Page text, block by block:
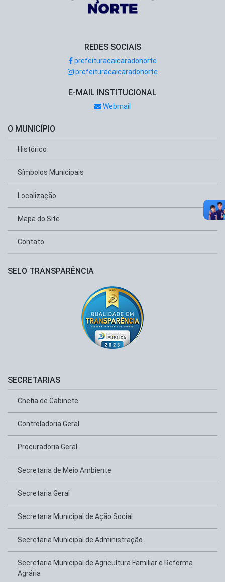
REDES SOCIAIS
prefeituracaicaradonorte
prefeituracaicaradonorte
E-MAIL INSTITUCIONAL
Webmail
O MUNICÍPIO
Histórico
Símbolos Municipais
Localização
Mapa do Site
Contato
SELO TRANSPARÊNCIA
SECRETARIAS
Chefia de Gabinete
Controladoria Geral
Procuradoria Geral
Secretaria de Meio Ambiente
Secretaria Geral
Secretaria Municipal de Ação Social
Secretaria Municipal de Administração
Secretaria Municipal de Agricultura Familiar e Reforma
Agrária